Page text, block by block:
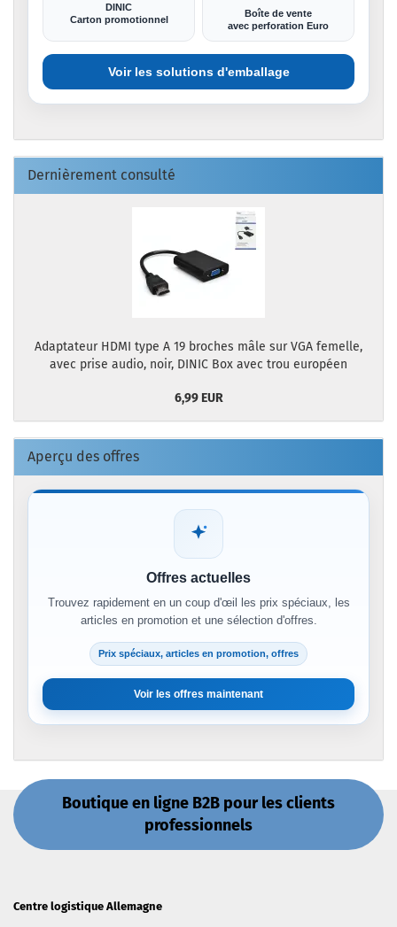
DINIC
Carton promotionnel
Boîte de vente
avec perforation Euro
Voir les solutions d'emballage
Dernièrement consulté
Adaptateur HDMI type A 19 broches mâle sur VGA femelle,
avec prise audio, noir, DINIC Box avec trou européen
6,99 EUR
Aperçu des offres
Offres actuelles
Trouvez rapidement en un coup d'œil les prix spéciaux, les
articles en promotion et une sélection d'offres.
Prix spéciaux, articles en promotion, offres
Voir les offres maintenant
Boutique en ligne B2B pour les clients
professionnels
Centre logistique Allemagne